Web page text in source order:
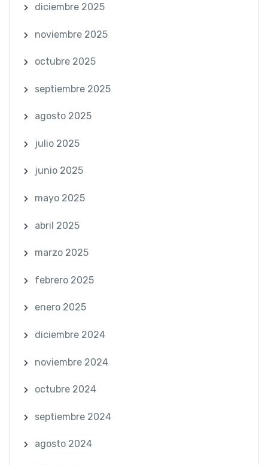
diciembre 2025
noviembre 2025
octubre 2025
septiembre 2025
agosto 2025
julio 2025
junio 2025
mayo 2025
abril 2025
marzo 2025
febrero 2025
enero 2025
diciembre 2024
noviembre 2024
octubre 2024
septiembre 2024
agosto 2024